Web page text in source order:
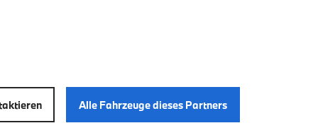
Alle Fahrzeuge dieses Partners